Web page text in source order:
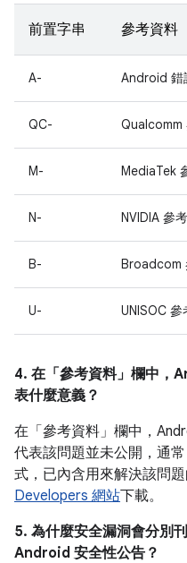
前置字串 參考資料
A- Android 錯
QC- Qualcomm
M- MediaTek
N- NVIDIA 參
B- Broadcom
U- UNISOC 參
4. 在「參考資料」 欄中，
表什麼意義？
在「參考資料」 欄中，
代表該問題並未公開，通
式，已內含用來解決該問
Developers 網站下載。
5. 為什麼安全漏洞會分別
Android 安全性公告？